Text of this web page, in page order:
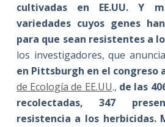
cultivadas en EE.UU. Y
variedades cuyos genes
para que sean resistentes a
los investigadores, que
en Pittsburgh en el congreso
de Ecología de EE.UU., de las
recolectadas, 347
resistencia a los herbicidas.